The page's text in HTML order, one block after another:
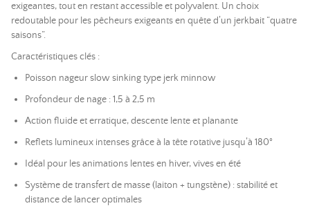
exigeantes, tout en restant accessible et polyvalent. Un choix
redoutable pour les pêcheurs exigeants en quête d’un jerkbait “quatre
saisons”.
Caractéristiques clés :
Poisson nageur slow sinking type jerk minnow
Profondeur de nage : 1,5 à 2,5 m
Action fluide et erratique, descente lente et planante
Reflets lumineux intenses grâce à la tête rotative jusqu’à 180°
Idéal pour les animations lentes en hiver, vives en été
Système de transfert de masse (laiton + tungstène) : stabilité et
distance de lancer optimales